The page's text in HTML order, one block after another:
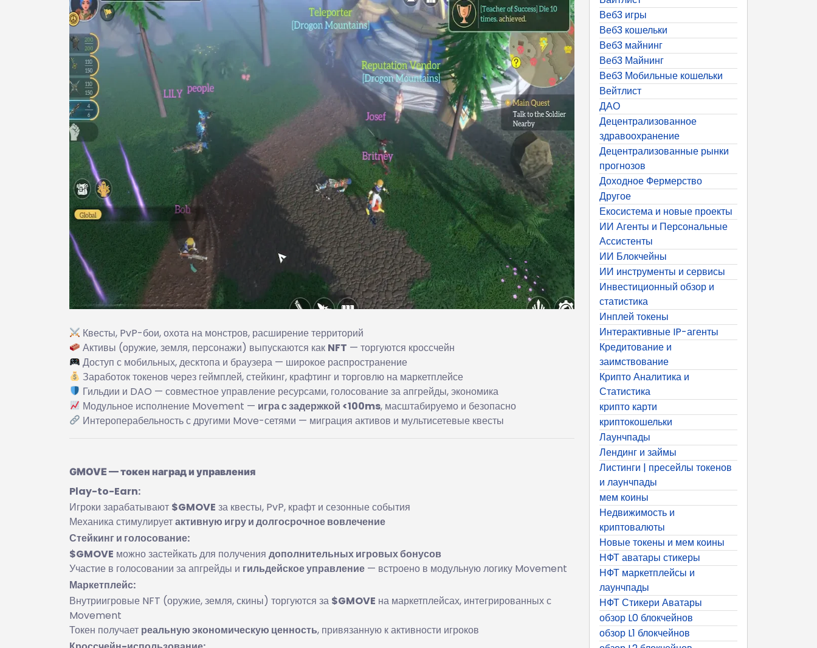
Квесты, PvP-бои, охота на монстров, расширение территорий
Активы (оружие, земля, персонажи) выпускаются как NFT — торгуются кроссчейн
Доступ с мобильных, десктопа и браузера — широкое распространение
Заработок токенов через геймплей, стейкинг, крафтинг и торговлю на маркетплейсе
Гильдии и DAO — совместное управление ресурсами, голосование за апгрейды, экономика
Модульное исполнение Movement — игра с задержкой <100ms, масштабируемо и безопасно
Интероперабельность с другими Move-сетями — миграция активов и мультисетевые квесты
GMOVE — токен наград и управления
Play-to-Earn:
Игроки зарабатывают $GMOVE за квесты, PvP, крафт и сезонные события
Механика стимулируетактивную игру и долгосрочное вовлечение
Стейкинг и голосование:
$GMOVE можно застейкать для получения дополнительных игровых бонусов
Участие в голосовании за апгрейды и гильдейское управление — встроено в модульную логику Movement
Маркетплейс:
Внутриигровые NFT (оружие, земля, скины) торгуются за $GMOVE на маркетплейсах, интегрированных с
Movement
Токен получает реальную экономическую ценность, привязанную к активности игроков
Веб3 игры
Веб3 кошельки
Веб3 майнинг
Веб3 Майнинг
Веб3 Мобильные кошельки
Вейтлист
ДАО
Децентрализованное
здравоохранение
Децентрализованные рынки
прогнозов
Доходное Фермерство
Другое
Екосистема и новые проекты
ИИ Агенты и Персональные
Ассистенты
ИИ Блокчейны
ИИ инструменты и сервисы
Инвестиционный обзор и
статистика
Инплей токены
Интерактивные IP-агенты
Кредитование и
заимствование
Крипто Аналитика и
Статистика
крипто карти
криптокошельки
Лаунчпады
Лендинг и займы
Листинги | пресейлы токенов
и лаунчпады
мем коины
Недвижимость и
криптовалюты
Новые токены и мем коины
НФТ аватары стикеры
НФТ маркетплейсы и
лаунчпады
НФТ Стикери Аватары
обзор L0 блокчейнов
обзор L1 блокчейнов